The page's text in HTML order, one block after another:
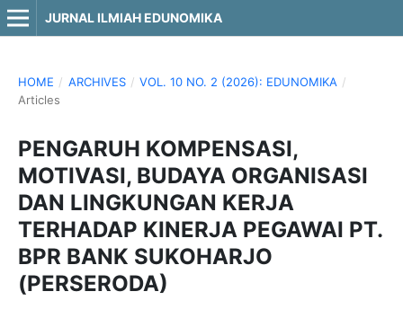
JURNAL ILMIAH EDUNOMIKA
HOME / ARCHIVES / VOL. 10 NO. 2 (2026): EDUNOMIKA /
Articles
PENGARUH KOMPENSASI,
MOTIVASI, BUDAYA ORGANISASI
DAN LINGKUNGAN KERJA
TERHADAP KINERJA PEGAWAI PT.
BPR BANK SUKOHARJO
(PERSERODA)